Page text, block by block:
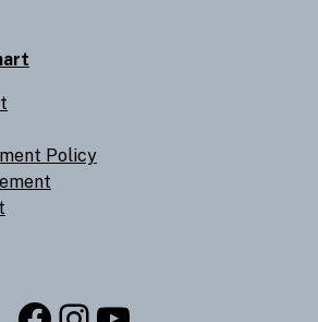
Policy